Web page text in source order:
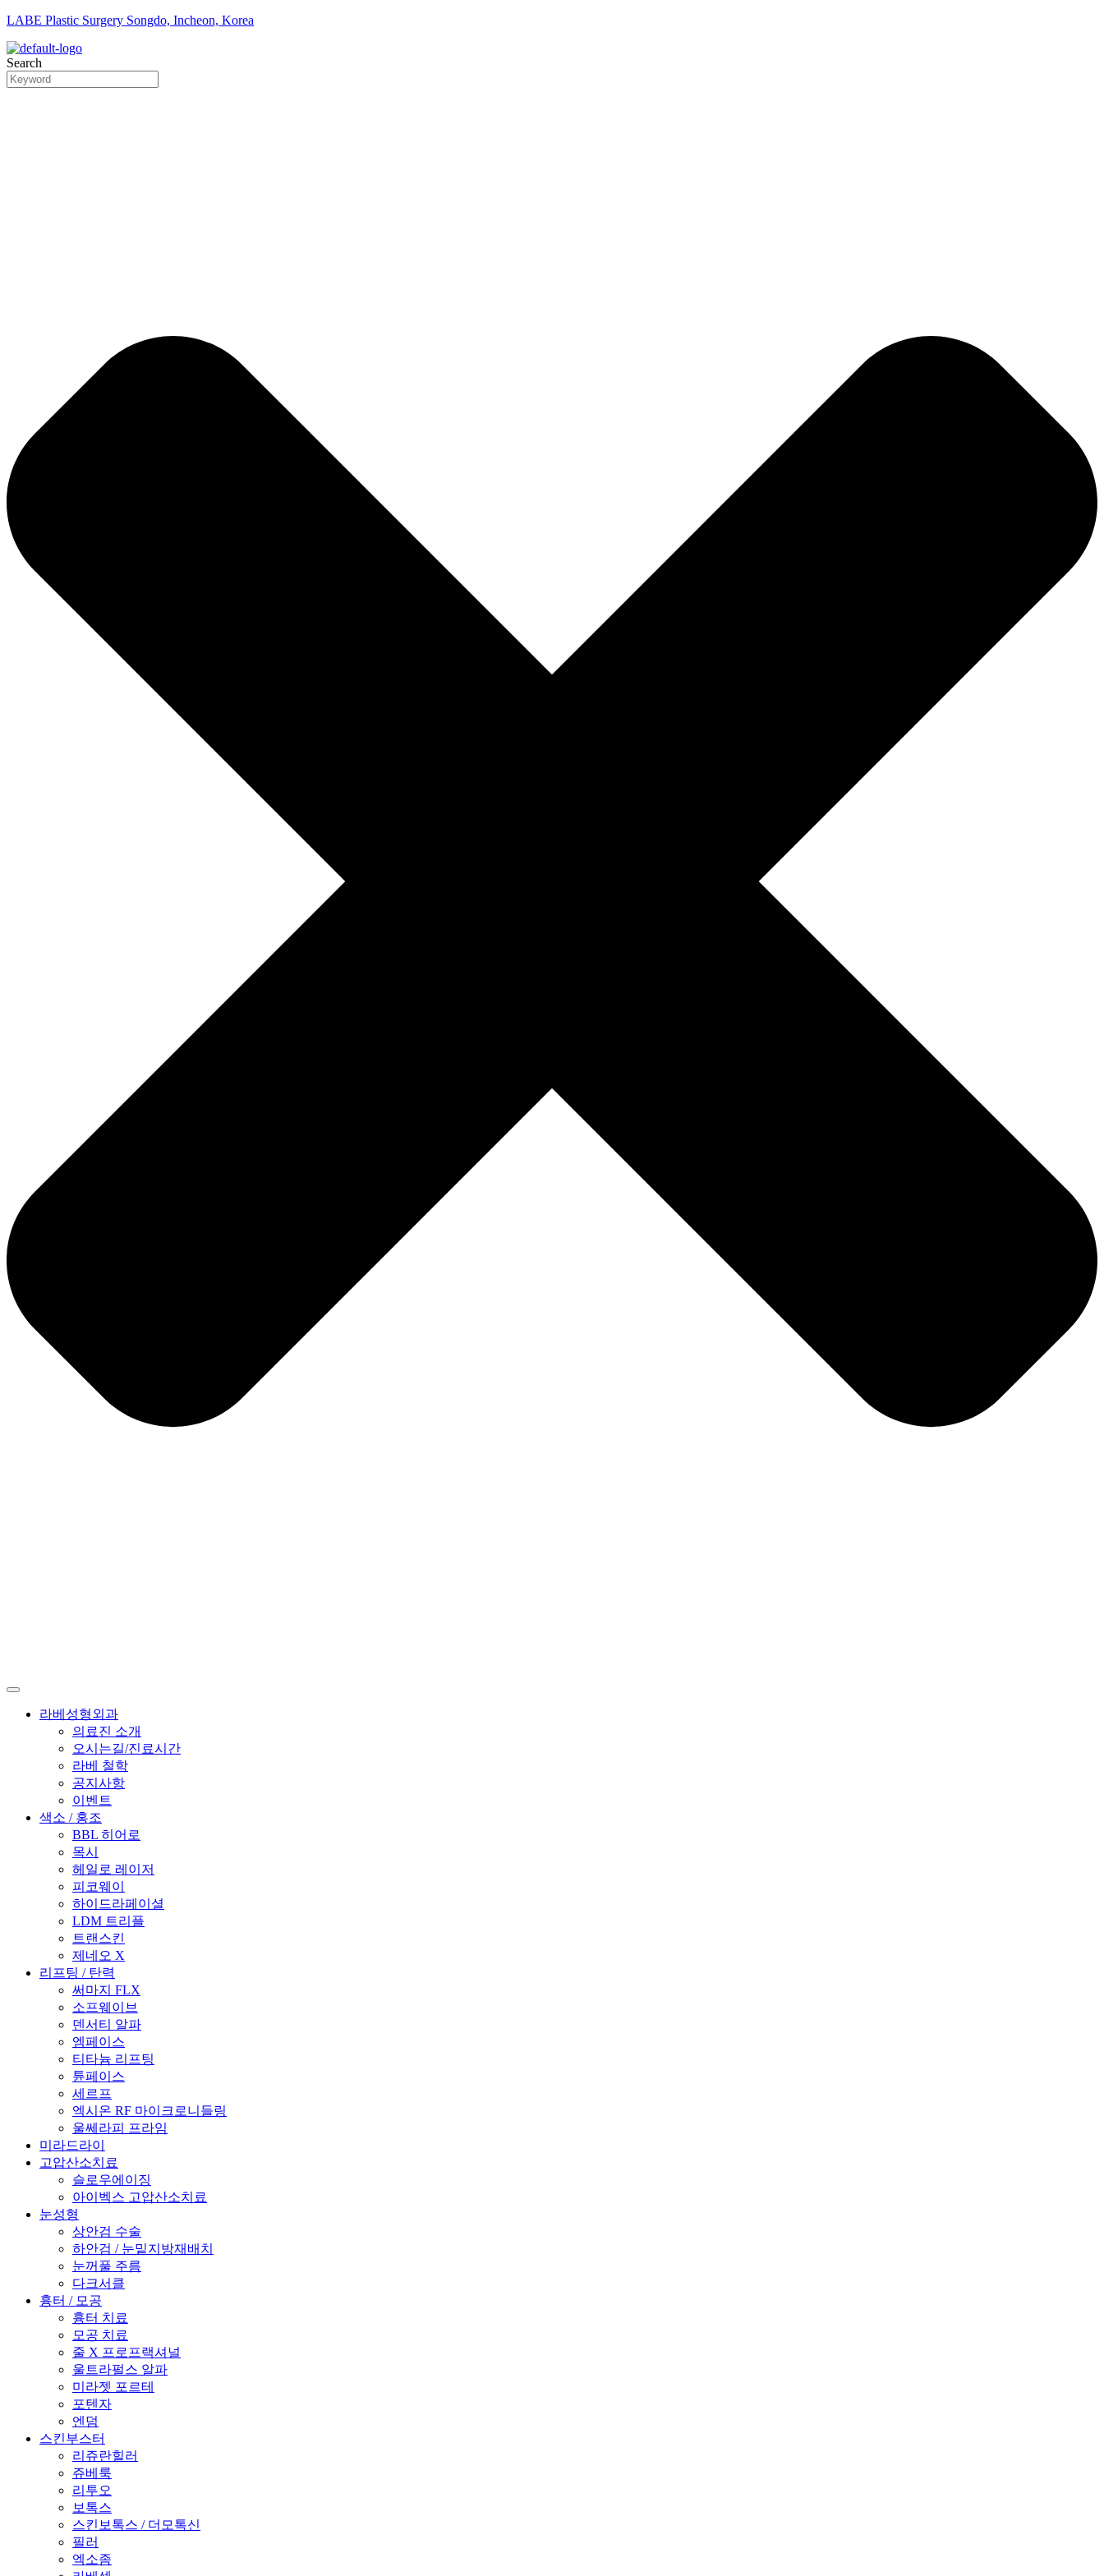
LABE Plastic Surgery Songdo, Incheon, Korea
Search
라베성형외과
의료진 소개
오시는길/진료시간
라베 철학
공지사항
이벤트
색소 / 홍조
BBL 히어로
목시
헤일로 레이저
피코웨이
하이드라페이셜
LDM 트리플
트랜스킨
제네오 X
리프팅 / 탄력
써마지 FLX
소프웨이브
덴서티 알파
엠페이스
티타늄 리프팅
튠페이스
세르프
엑시온 RF 마이크로니들링
울쎄라피 프라임
미라드라이
고압산소치료
슬로우에이징
아이벡스 고압산소치료
눈성형
상안검 수술
하안검 / 눈밑지방재배치
눈꺼풀 주름
다크서클
흉터 / 모공
흉터 치료
모공 치료
줄 X 프로프랙셔널
울트라펄스 알파
미라젯 포르테
포텐자
엔덤
스킨부스터
리쥬란힐러
쥬베룩
리투오
보톡스
스킨보톡스 / 더모톡신
필러
엑소좀